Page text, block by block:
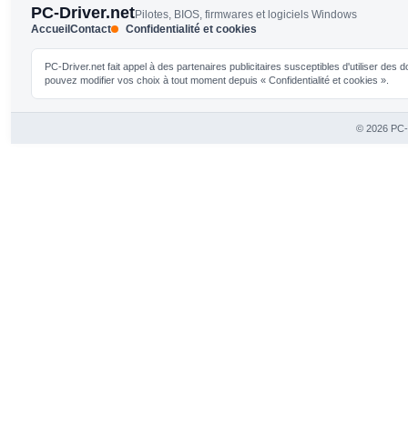
PC-Driver.netPilotes, BIOS, firmwares et logiciels Windows
AccueilContact Confidentialité et cookies
PC-Driver.net fait appel à des partenaires publicitaires susceptibles d'utiliser
pouvez modifier vos choix à tout moment depuis « Confidentialité et cookies ».
© 2026